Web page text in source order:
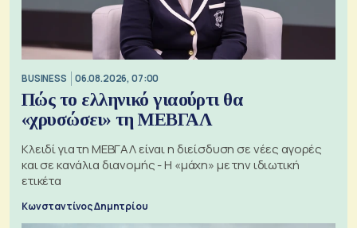
BUSINESS 06.08.2026, 07:00
Πώς το ελληνικό γιαούρτι θα
«χρυσώσει» τη ΜΕΒΓΑΛ
Κλειδί για τη ΜΕΒΓΑΛ είναι η διείσδυση σε νέες αγορές
και σε κανάλια διανομής - Η «μάχη» με την ιδιωτική
ετικέτα
Κωνσταντίνος Δημητρίου